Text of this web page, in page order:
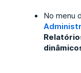
No menu